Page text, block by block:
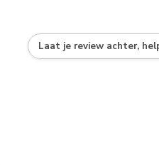
Laat je review achter,